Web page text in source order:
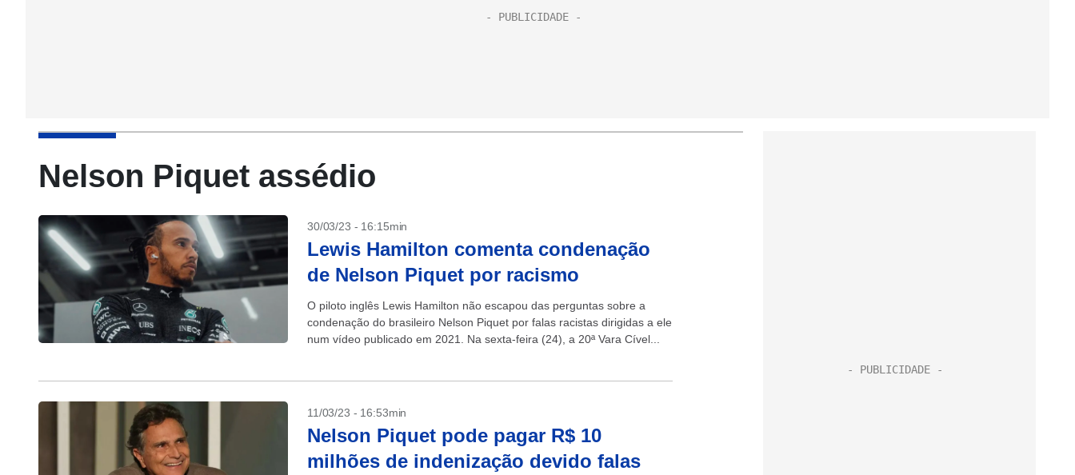
Nelson Piquet assédio
30/03/23 - 16:15min
Lewis Hamilton comenta condenação
de Nelson Piquet por racismo
O piloto inglês Lewis Hamilton não escapou das perguntas sobre a
condenação do brasileiro Nelson Piquet por falas racistas dirigidas a ele
num vídeo publicado em 2021. Na sexta-feira (24), a 20ª Vara Cível...
11/03/23 - 16:53min
Nelson Piquet pode pagar R$ 10
milhões de indenização devido falas